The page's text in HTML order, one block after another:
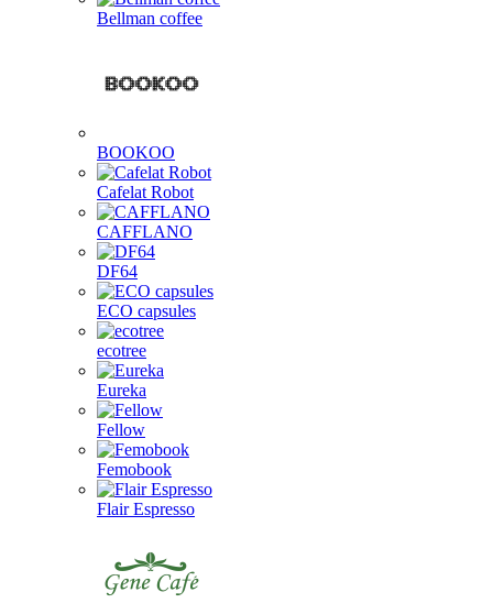
Bellman coffee
BOOKOO
Cafelat Robot
CAFFLANO
DF64
ECO capsules
ecotree
Eureka
Fellow
Femobook
Flair Espresso